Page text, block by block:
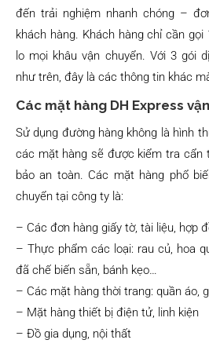
đến trải nghiệm nhanh chóng –
khách hàng. Khách hàng chỉ cần
lo mọi khâu vận chuyển. Với 3 gói
như trên, đây là các thông tin khác
Các mặt hàng DH Express
Sử dụng đường hàng không là hình
các mặt hàng sẽ được kiểm tra cẩn
bảo an toàn. Các mặt hàng phổ
chuyển tại công ty là:
– Các đơn hàng giấy tờ, tài liệu, hợp
– Thực phẩm các loại: rau củ, hoa
đã chế biến sẵn, bánh kẹo…
– Các mặt hàng thời trang: quần áo,
– Mặt hàng thiết bị điện tử, linh kiện
– Đồ gia dụng, nội thất